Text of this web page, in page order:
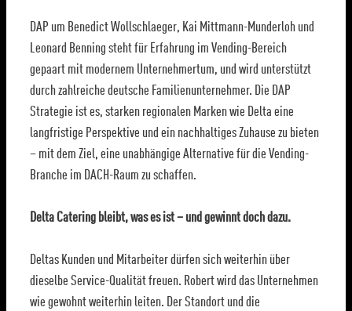
DAP um Benedict Wollschlaeger, Kai Mittmann-Munderloh und
Leonard Benning steht für Erfahrung im Vending-Bereich
gepaart mit modernem Unternehmertum, und wird unterstützt
durch zahlreiche deutsche Familienunternehmer. Die DAP
Strategie ist es, starken regionalen Marken wie Delta eine
langfristige Perspektive und ein nachhaltiges Zuhause zu bieten
– mit dem Ziel, eine unabhängige Alternative für die Vending-
Branche im DACH-Raum zu schaffen.
Delta Catering bleibt, was es ist – und gewinnt doch dazu.
Deltas Kunden und Mitarbeiter dürfen sich weiterhin über
dieselbe Service-Qualität freuen. Robert wird das Unternehmen
wie gewohnt weiterhin leiten. Der Standort und die